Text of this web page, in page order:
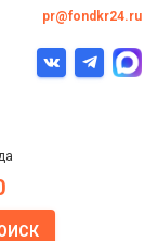
pr@fondkr24.ru